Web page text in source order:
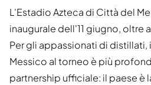
L'Estadio Azteca di Città del
inaugurale dell'11 giugno, oltre
Per gli appassionati di
Messico al torneo è più
partnership ufficiale: il paese è